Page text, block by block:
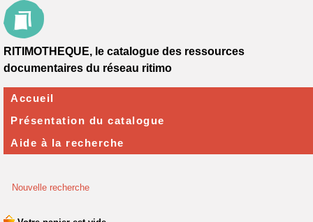
Nouvelle recherche
RITIMOTHEQUE, le catalogue des ressources
documentaires du réseau ritimo
Accueil
Présentation du catalogue
Aide à la recherche